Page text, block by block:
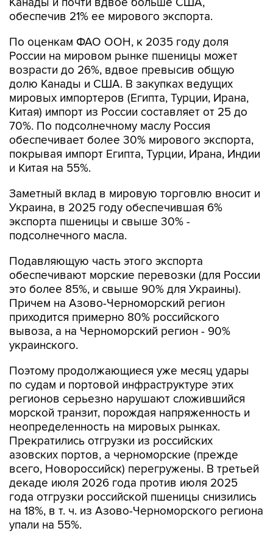
обеспечив 21% ее мирового экспорта.
По оценкам ФАО ООН, к 2035 году доля
России на мировом рынке пшеницы может
возрасти до 26%, вдвое превысив общую
долю Канады и США. В закупках ведущих
мировых импортеров (Египта, Турции, Ирана,
Китая) импорт из России составляет от 25 до
70%. По подсолнечному маслу Россия
обеспечивает более 30% мирового экспорта,
покрывая импорт Египта, Турции, Ирана, Индии
и Китая на 55%.
Заметный вклад в мировую торговлю вносит и
Украина, в 2025 году обеспечившая 6%
экспорта пшеницы и свыше 30% -
подсолнечного масла.
Подавляющую часть этого экспорта
обеспечивают морские перевозки (для России
это более 85%, и свыше 90% для Украины).
Причем на Азово-Черноморский регион
приходится примерно 80% российского
вывоза, а на Черноморский регион - 90%
украинского.
Поэтому продолжающиеся уже месяц удары
по судам и портовой инфраструктуре этих
регионов серьезно нарушают сложившийся
морской транзит, порождая напряженность и
неопределенность на мировых рынках.
Прекратились отгрузки из российских
азовских портов, а черноморские (прежде
всего, Новороссийск) перегружены. В третьей
декаде июля 2026 года против июля 2025
года отгрузки российской пшеницы снизились
на 18%, в т. ч. из Азово-Черноморского региона
упали на 55%.